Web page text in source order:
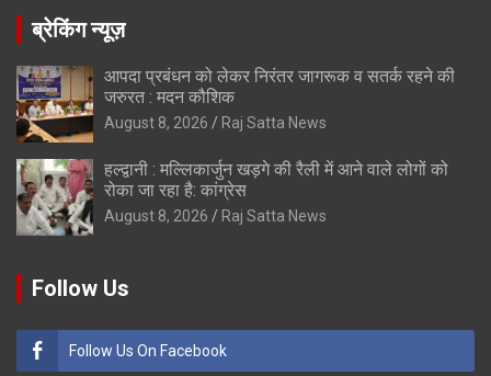
ब्रेकिंग न्यूज़
आपदा प्रबंधन को लेकर निरंतर जागरूक व सतर्क रहने की
जरुरत : मदन कौशिक
August 8, 2026 Raj Satta News
हल्द्वानी : मल्लिकार्जुन खड़गे की रैली में आने वाले लोगों को
रोका जा रहा है: कांग्रेस
August 8, 2026 Raj Satta News
Follow Us
Follow Us On Facebook